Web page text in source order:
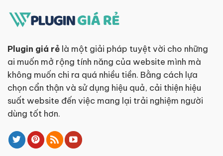
Plugin giá rẻ là một giải pháp tuyệt vời cho những
ai muốn mở rộng tính năng của website mình mà
không muốn chi ra quá nhiều tiền. Bằng cách lựa
chọn cẩn thận và sử dụng hiệu quả, cải thiện hiệu
suất website đến việc mang lại trải nghiệm người
dùng tốt hơn.